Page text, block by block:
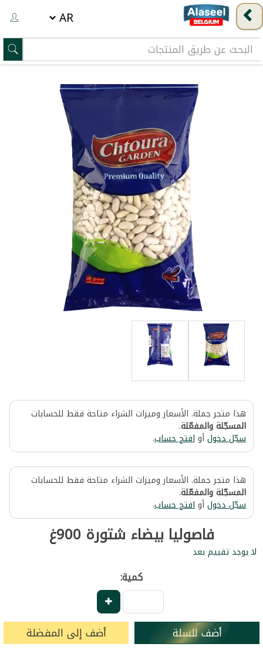
هذا متجر جملة. الأسعار وميزات الشراء متاحة فقط للحسابات
المسجّلة والمفعّلة.
سجّل دخولأوافتح حساب.
هذا متجر جملة. الأسعار وميزات الشراء متاحة فقط للحسابات
المسجّلة والمفعّلة.
سجّل دخولأوافتح حساب.
فاصوليا بيضاء شتورة 900غ
لا يوجد تقييم بعد
كمية:
أضف للسلة أضف إلى المفضلة